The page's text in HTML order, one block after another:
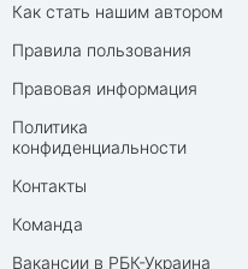
Как стать нашим автором
Правила пользования
Правовая информация
Политика
конфиденциальности
Контакты
Команда
Вакансии в РБК-Украина